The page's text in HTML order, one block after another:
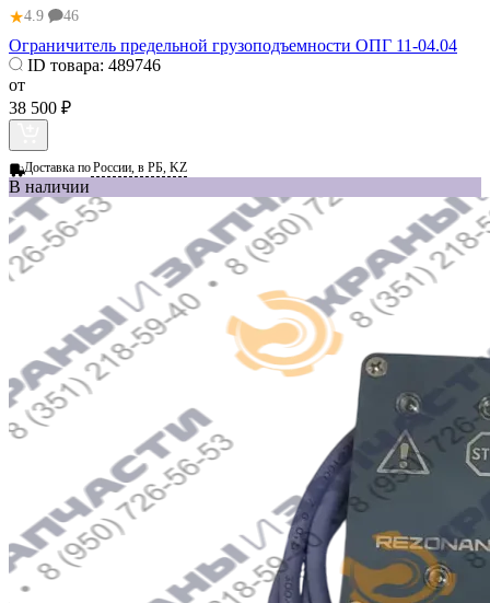
★4.9 46
Ограничитель предельной грузоподъемности ОПГ 11-04.04
ID товара: 489746
от
38 500 ₽
Доставка поРоссии, в РБ, KZ
В наличии